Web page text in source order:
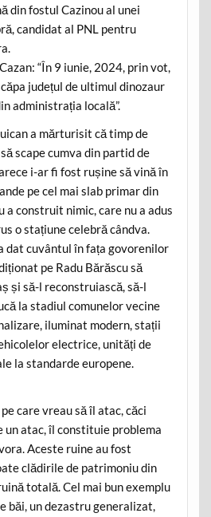
din fostul Cazinou al unei
candidat al PNL pentru
“În 9 iunie, 2024, prin vot,
județul de ultimul dinozaur
administrația locală”.
a mărturisit că timp de
scape cumva din partid de
i-ar fi fost rușine să vină în
pe cel mai slab primar din
a construit nimic, care nu a adus
o stațiune celebră cândva.
dat cuvântul în fața govorenilor
pe Radu Bărăscu să
și să-l reconstruiască, să-l
la stadiul comunelor vecine
iluminat modern, stații
electrice, unități de
la standarde europene.
care vreau să îl atac, căci
un atac, îl constituie problema
Aceste ruine au fost
clădirile de patrimoniu din
totală. Cel mai bun exemplu
băi, un dezastru generalizat,